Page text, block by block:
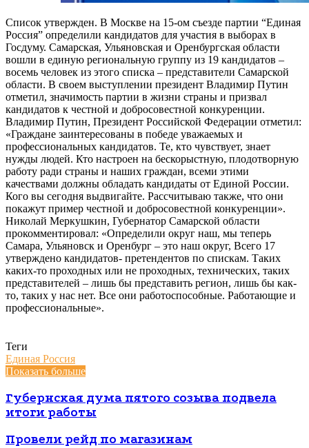
Список утвержден. В Москве на 15-ом съезде партии “Единая
Россия” определили кандидатов для участия в выборах в
Госдуму. Самарская, Ульяновская и Оренбургская области
вошли в единую региональную группу из 19 кандидатов –
восемь человек из этого списка – представители Самарской
области. В своем выступлении президент Владимир Путин
отметил, значимость партии в жизни страны и призвал
кандидатов к честной и добросовестной конкуренции.
Владимир Путин, Президент Российской Федерации отметил:
«Граждане заинтересованы в победе уважаемых и
профессиональных кандидатов. Те, кто чувствует, знает
нужды людей. Кто настроен на бескорыстную, плодотворную
работу ради страны и наших граждан, всеми этими
качествами должны обладать кандидаты от Единой России.
Кого вы сегодня выдвигайте. Рассчитываю также, что они
покажут пример честной и добросовестной конкуренции».
Николай Меркушкин, Губернатор Самарской области
прокомментировал: «Определили округ наш, мы теперь
Самара, Ульяновск и Оренбург – это наш округ, Всего 17
утверждено кандидатов- претендентов по спискам. Таких
каких-то проходных или не проходных, технических, таких
представителей – лишь бы представить регион, лишь бы как-
то, таких у нас нет. Все они работоспособные. Работающие и
профессиональные».
Теги
Единая Россия
Показать больше
Губернская дума пятого созыва подвела
итоги работы
Провели рейд по магазинам